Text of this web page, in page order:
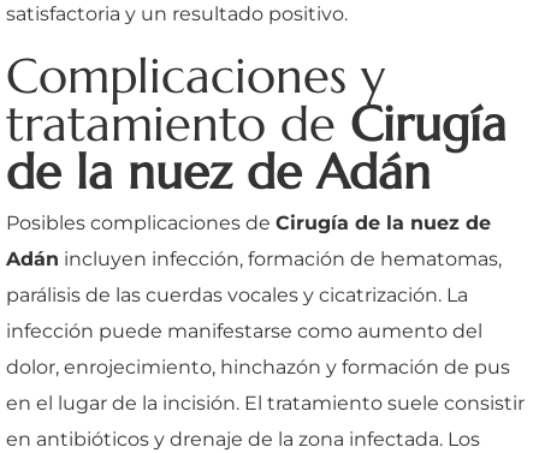
satisfactoria y un resultado positivo.
Complicaciones y
tratamiento de Cirugía
de la nuez de Adán
Posibles complicaciones de Cirugía de la nuez de
Adán incluyen infección, formación de hematomas,
parálisis de las cuerdas vocales y cicatrización. La
infección puede manifestarse como aumento del
dolor, enrojecimiento, hinchazón y formación de pus
en el lugar de la incisión. El tratamiento suele consistir
en antibióticos y drenaje de la zona infectada. Los